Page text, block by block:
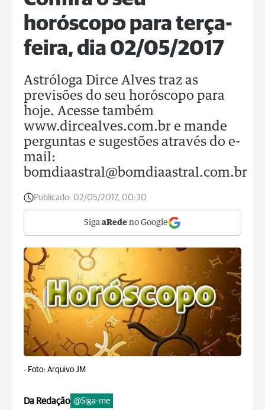
horóscopo para terça-
feira, dia 02/05/2017
Astróloga Dirce Alves traz as
previsões do seu horóscopo para
hoje. Acesse também
www.dircealves.com.br e mande
perguntas e sugestões através do e-
mail:
bomdiaastral@bomdiaastral.com.br
Publicado: 02/05/2017, 00:30
Siga aRede no Google
- Foto: Arquivo JM
Da Redação @Siga-me